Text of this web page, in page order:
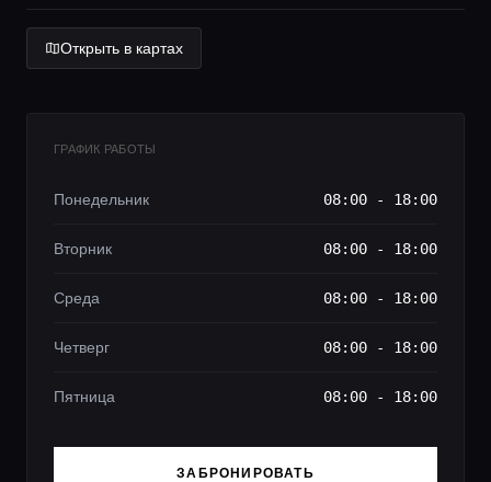
Lifestyle журнал
Открыть в картах
ГРАФИК РАБОТЫ
Понедельник 08:00 - 18:00
Вторник 08:00 - 18:00
Среда 08:00 - 18:00
Четверг 08:00 - 18:00
Пятница 08:00 - 18:00
ЗАБРОНИРОВАТЬ